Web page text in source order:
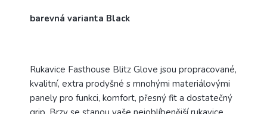
barevná varianta Black
Rukavice Fasthouse Blitz Glove jsou propracované,
kvalitní, extra prodyšné s mnohými materiálovými
panely pro funkci, komfort, přesný fit a dostatečný